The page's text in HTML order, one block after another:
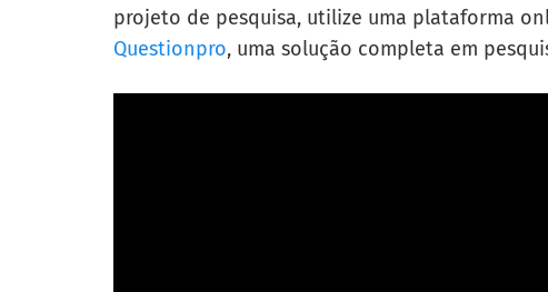
projeto de pesquisa, utilize uma plataforma
Questionpro, uma solução completa em